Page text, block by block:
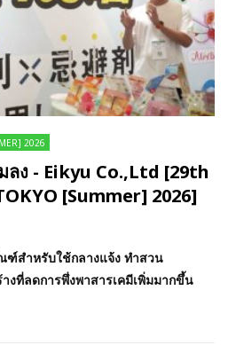
2026
ลง - Eikyu Co.,Ltd [29th
[Summer] 2026]
ฑ์สำหรับใช้กลางแจ้ง ทำสวน
งที่ลดการพึ่งพาสารเคมีเพิ่มมากขึ้น